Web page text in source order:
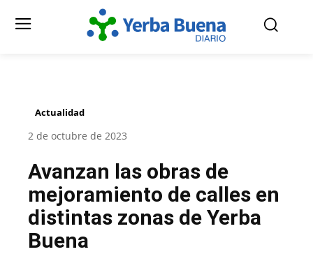
Actualidad
2 de octubre de 2023
Avanzan las obras de
mejoramiento de calles en
distintas zonas de Yerba
Buena